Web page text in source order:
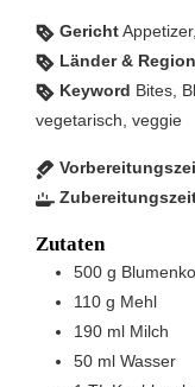
Gericht
Länder &
Keyword Bites,
vegetarisch, veggie
Zutaten
500 g
110 g Mehl
190 ml Milch
50 ml Wasser